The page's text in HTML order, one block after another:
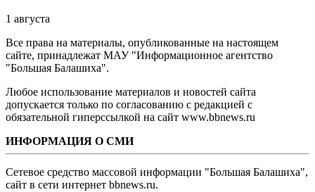
1 августа
Все права на материалы, опубликованные на настоящем
сайте, принадлежат МАУ "Информационное агентство
"Большая Балашиха".
Любое использование материалов и новостей сайта
допускается только по согласованию с редакцией с
обязательной гиперссылкой на сайт www.bbnews.ru
ИНФОРМАЦИЯ О СМИ
Сетевое средство массовой информации "Большая Балашиха",
сайт в сети интернет bbnews.ru.